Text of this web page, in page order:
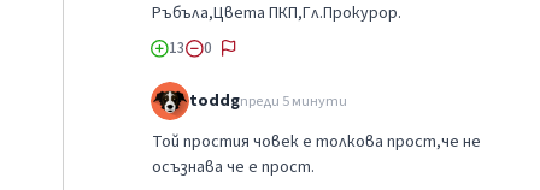
Ръбъла,Цвета ПКП,Гл.Прокурор.
13 0
toddgпреди 5 минути
Той простия човек е толкова прост,че не
осъзнава че е прост.